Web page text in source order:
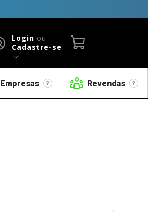
Login ou
Cadastre-se
Empresas Revendas